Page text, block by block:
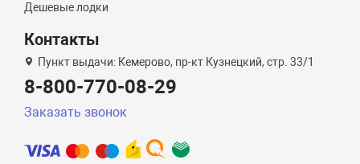
Дешевые лодки
Контакты
Пункт выдачи: Кемерово, пр-кт Кузнецкий, стр. 33/1
8-800-770-08-29
Заказать звонок